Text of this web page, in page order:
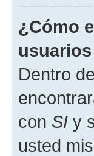
¿Cómo
Dentro
con SI y
usted